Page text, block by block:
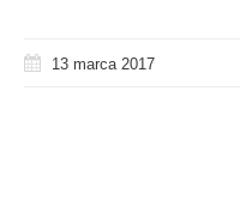
13 marca 2017